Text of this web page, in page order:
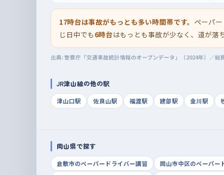
17時台は事故がもっとも多い時間帯です。 ペーパ
じ日中でも 6時台はもっとも事故が少なく、道が落
出典: 警察庁「交通事故統計情報のオープンデータ」（2024年）／
JR津山線の他の駅
津山口駅 佐良山駅 福渡駅 建部駅 金川駅
岡山県で探す
倉敷市のペーパードライバー講習 岡山市中区のペーパー